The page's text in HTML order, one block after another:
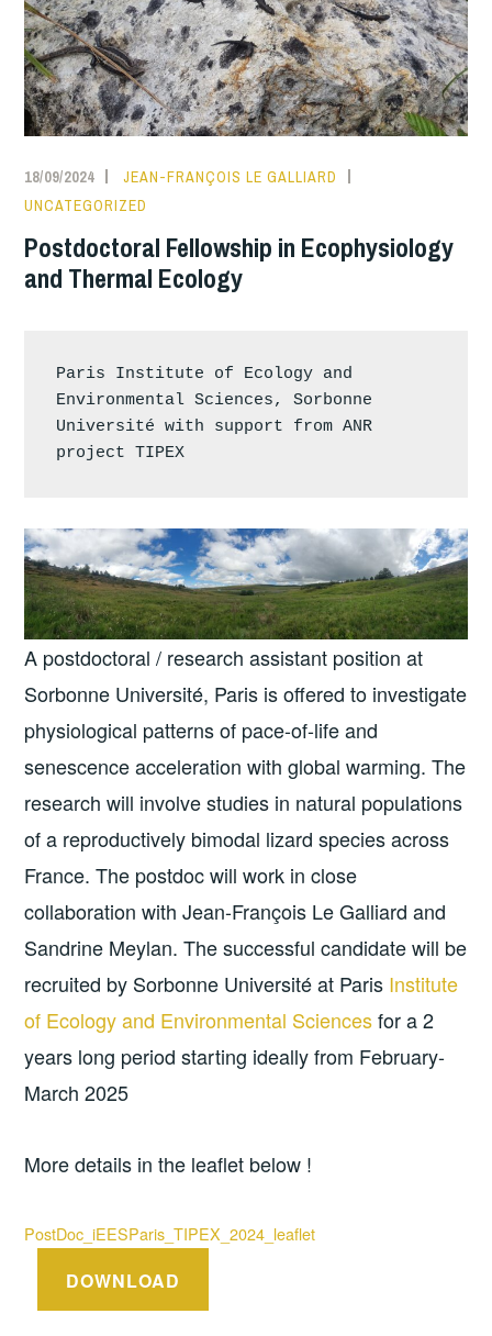
18/09/2024
JEAN-FRANÇOIS LE GALLIARD
UNCATEGORIZED
Postdoctoral Fellowship in Ecophysiology
and Thermal Ecology
Paris Institute of Ecology and
Environmental Sciences, Sorbonne
Université with support from ANR
project TIPEX
A postdoctoral / research assistant position at
Sorbonne Université, Paris is offered to investigate
physiological patterns of pace-of-life and
senescence acceleration with global warming. The
research will involve studies in natural populations
of a reproductively bimodal lizard species across
France. The postdoc will work in close
collaboration with Jean-François Le Galliard and
Sandrine Meylan. The successful candidate will be
recruited by Sorbonne Université at Paris Institute
of Ecology and Environmental Sciencesfor a 2
years long period starting ideally from February-
March 2025
More details in the leaflet below !
PostDoc_iEESParis_TIPEX_2024_leaflet
DOWNLOAD